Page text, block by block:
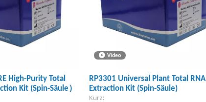
High-Purity Total
Kit (Spin-Säule）
Video
RP3301 Universal Plant Total RNA
Extraction Kit (Spin-Säule)
Kurz: